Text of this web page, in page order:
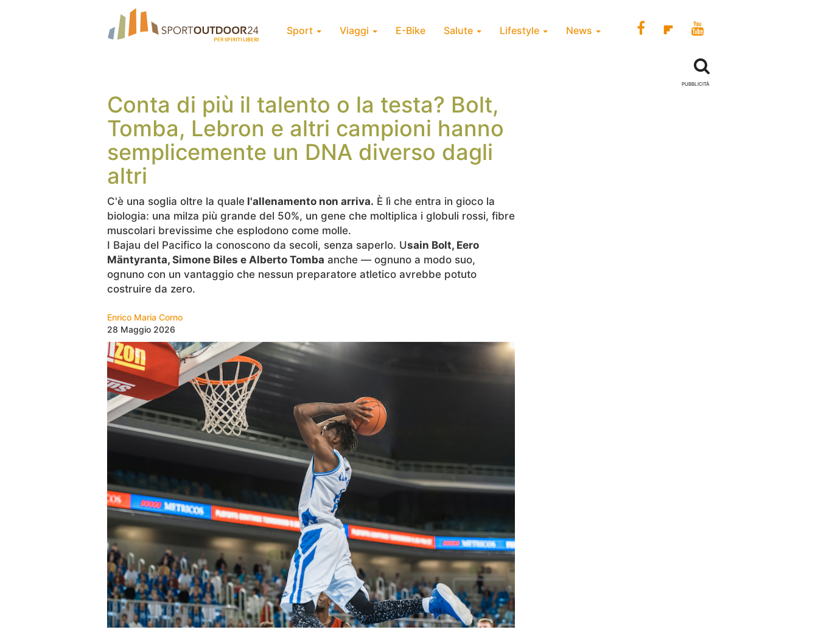
Sport Viaggi E-Bike Salute Lifestyle News
Conta di più il talento o la testa? Bolt,
Tomba, Lebron e altri campioni hanno
semplicemente un DNA diverso dagli
altri
C'è una soglia oltre la quale l'allenamento non arriva. È lì che entra in gioco la
biologia: una milza più grande del 50%, un gene che moltiplica i globuli rossi, fibre
muscolari brevissime che esplodono come molle.
I Bajau del Pacifico la conoscono da secoli, senza saperlo. Usain Bolt, Eero
Mäntyranta, Simone Biles e Alberto Tomba anche — ognuno a modo suo,
ognuno con un vantaggio che nessun preparatore atletico avrebbe potuto
costruire da zero.
Enrico Maria Corno
28 Maggio 2026
PUBBLICITÀ